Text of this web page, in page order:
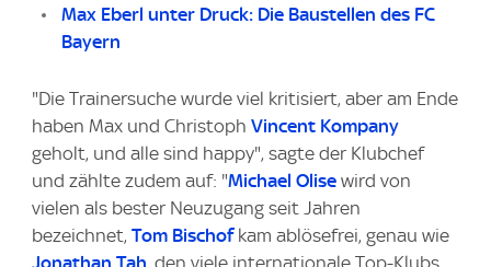
Max Eberl unter Druck: Die Baustellen des FC
Bayern
"Die Trainersuche wurde viel kritisiert, aber am Ende
haben Max und Christoph Vincent Kompany
geholt, und alle sind happy", sagte der Klubchef
und zählte zudem auf: "Michael Olise wird von
vielen als bester Neuzugang seit Jahren
bezeichnet, Tom Bischofkam ablösefrei, genau wie